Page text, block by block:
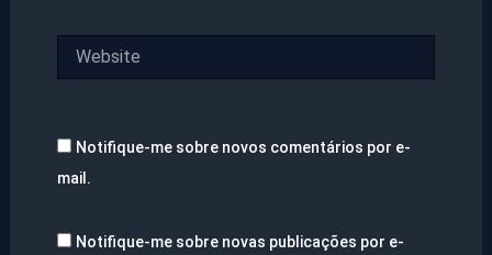
Notifique-me sobre novos comentários por e-
mail.
Notifique-me sobre novas publicações por e-